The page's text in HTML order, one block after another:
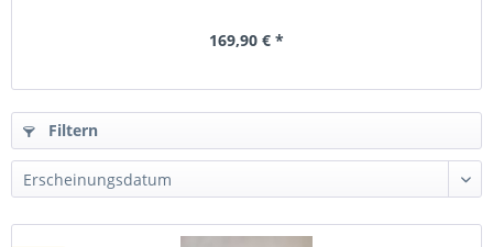
169,90 € *
Filtern